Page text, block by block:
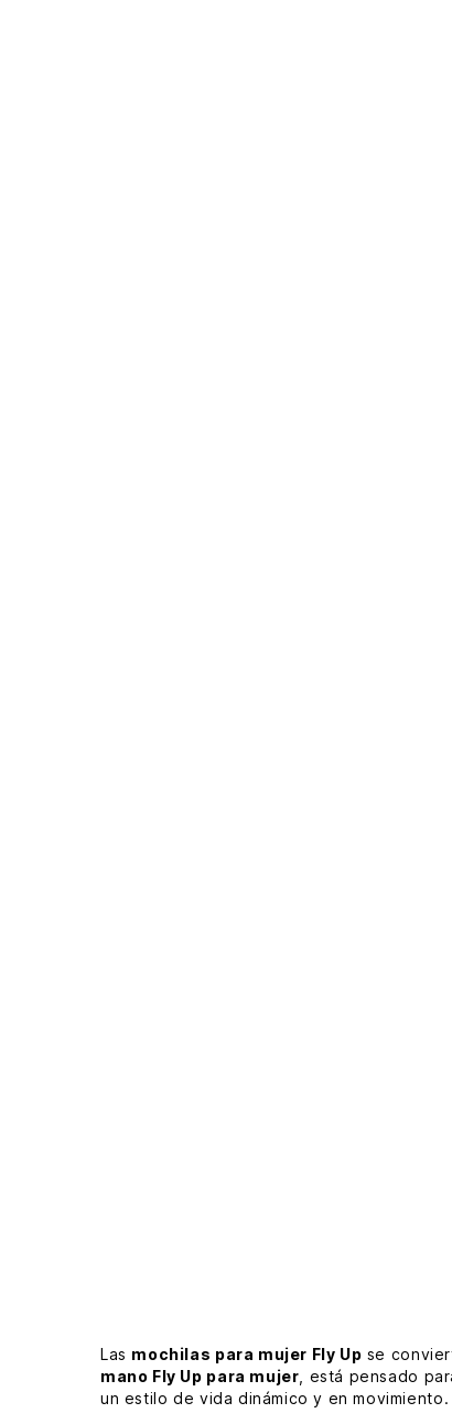
Las mochilas para mujer Fly Up se
mano Fly Up para mujer, está pensado
un estilo de vida dinámico y en movimiento.